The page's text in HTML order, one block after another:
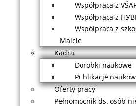
Współpraca z
Współpraca z
Współpraca z
Malcie
Kadra
Dorobki naukowe
Publikacje
Oferty pracy
Pełnomocnik ds. osób